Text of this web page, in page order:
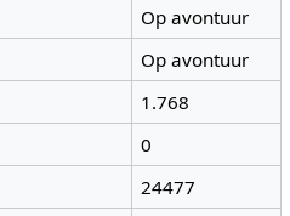
Op avontuur
Op avontuur
1.768
0
24477